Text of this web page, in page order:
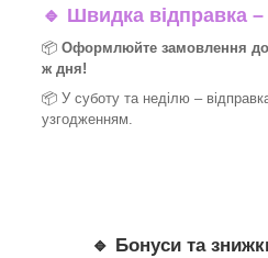
🔹 Швидка відправка
📦 Оформлюйте замовлення до
ж дня!
📦 У суботу та неділю –
узгодженням.
🔹 Бонуси та